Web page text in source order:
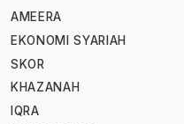
AMEERA
EKONOMI SYARIAH
SKOR
KHAZANAH
IQRA